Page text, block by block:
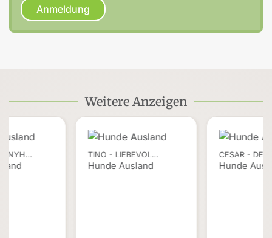
Anmeldung
Weitere Anzeigen
TINO - LIEBEVOL…
Hunde Ausland
CESAR -
Hunde